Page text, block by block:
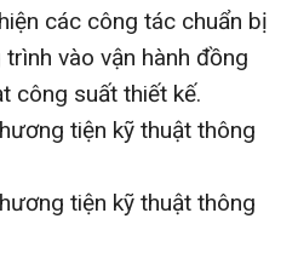
các công tác chuẩn bị
vào vận hành đồng
công suất thiết kế.
tiện kỹ thuật thông
tiện kỹ thuật thông